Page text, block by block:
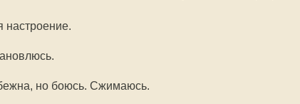
настроение.
но боюсь. Сжимаюсь.